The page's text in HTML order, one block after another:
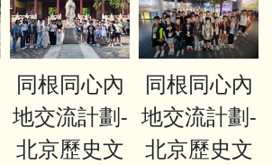
同根同心內
地交流計劃-
北京歷史文
同根同心內
地交流計劃-
北京歷史文